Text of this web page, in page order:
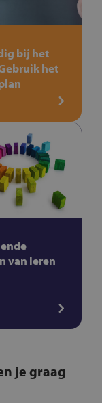
bij het
het
van leren
je graag